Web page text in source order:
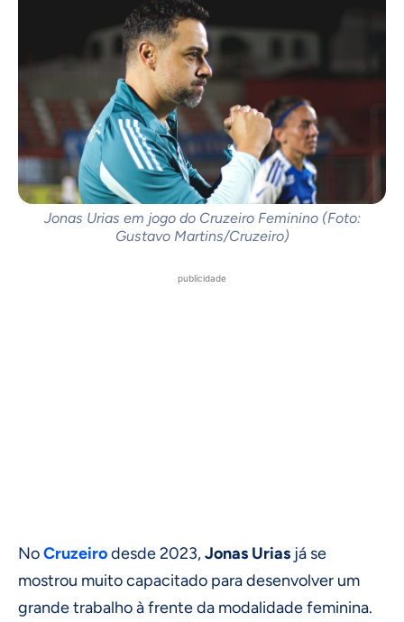
Jonas Urias em jogo do Cruzeiro Feminino (Foto:
Gustavo Martins/Cruzeiro)
publicidade
NoCruzeirodesde 2023,Jonas Urias já se
mostrou muito capacitado para desenvolver um
grande trabalho à frente da modalidade feminina.